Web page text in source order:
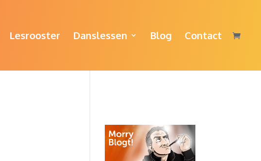
Lesrooster Danslessen Blog Contact